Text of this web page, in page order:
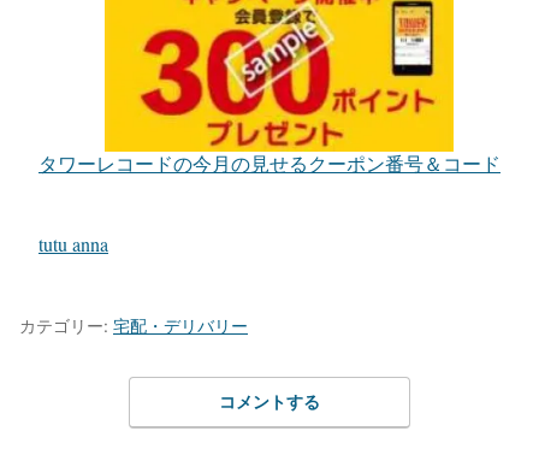
タワーレコードの今月の見せるクーポン番号＆コード
tutu anna
カテゴリー: 宅配・デリバリー
コメントする